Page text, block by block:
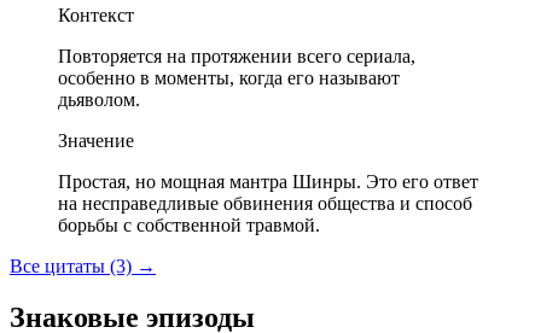
Контекст
Повторяется на протяжении всего сериала,
особенно в моменты, когда его называют
дьяволом.
Значение
Простая, но мощная мантра Шинры. Это его ответ
на несправедливые обвинения общества и способ
борьбы с собственной травмой.
Все цитаты (3) →
Знаковые эпизоды